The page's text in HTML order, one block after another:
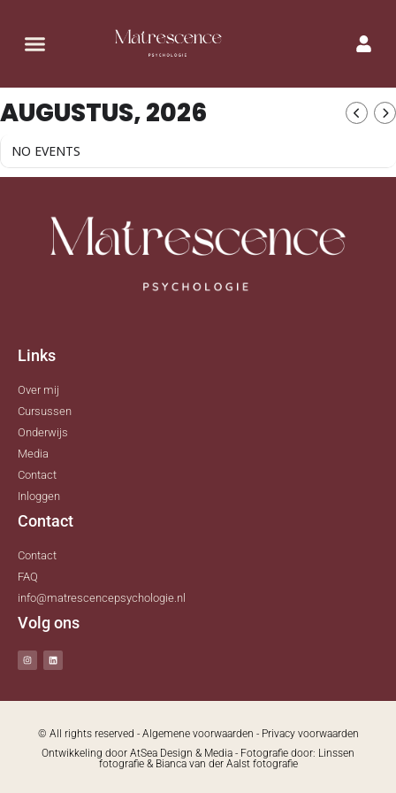
AUGUSTUS, 2026
NO EVENTS
Links
Over mij
Cursussen
Onderwijs
Media
Contact
Inloggen
Contact
Contact
FAQ
info@matrescencepsychologie.nl
Volg ons
© All rights reserved - Algemene voorwaarden - Privacy voorwaarden
Ontwikkeling door AtSea Design & Media - Fotografie door: Linssen
fotografie& Bianca van der Aalst fotografie